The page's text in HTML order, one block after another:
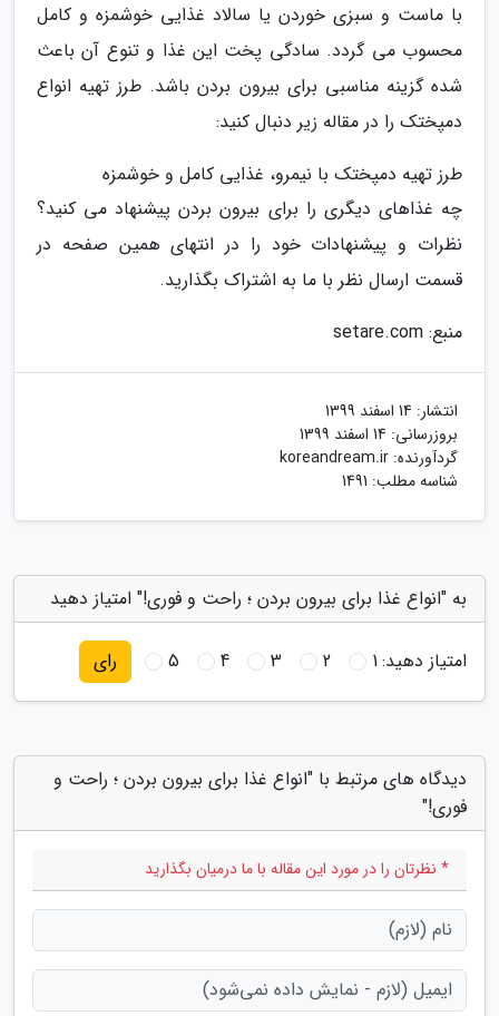
با ماست و سبزی خوردن یا سالاد غذایی خوشمزه و کامل
محسوب می گردد. سادگی پخت این غذا و تنوع آن باعث
شده گزینه مناسبی برای بیرون بردن باشد. طرز تهیه انواع
دمپختک را در مقاله زیر دنبال کنید:
طرز تهیه دمپختک با نیمرو، غذایی کامل و خوشمزه
چه غذاهای دیگری را برای بیرون بردن پیشنهاد می کنید؟
نظرات و پیشنهادات خود را در انتهای همین صفحه در
قسمت ارسال نظر با ما به اشتراک بگذارید.
منبع: setare.com
انتشار: 14 اسفند 1399
بروزرسانی: 14 اسفند 1399
گردآورنده: koreandream.ir
شناسه مطلب: 1491
به "انواع غذا برای بیرون بردن ؛ راحت و فوری!" امتیاز دهید
امتیاز دهید:1
2
3
4
5 رای
دیدگاه های مرتبط با "انواع غذا برای بیرون بردن ؛ راحت و
فوری!"
* نظرتان را در مورد این مقاله با ما درمیان بگذارید